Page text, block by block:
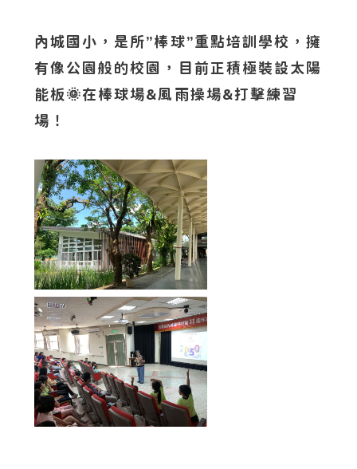
內城國小，是所”棒球”重點培訓學校，擁
有像公園般的校園，目前正積極裝設太陽
能板🌞在棒球場&風雨操場&打擊練習
場！